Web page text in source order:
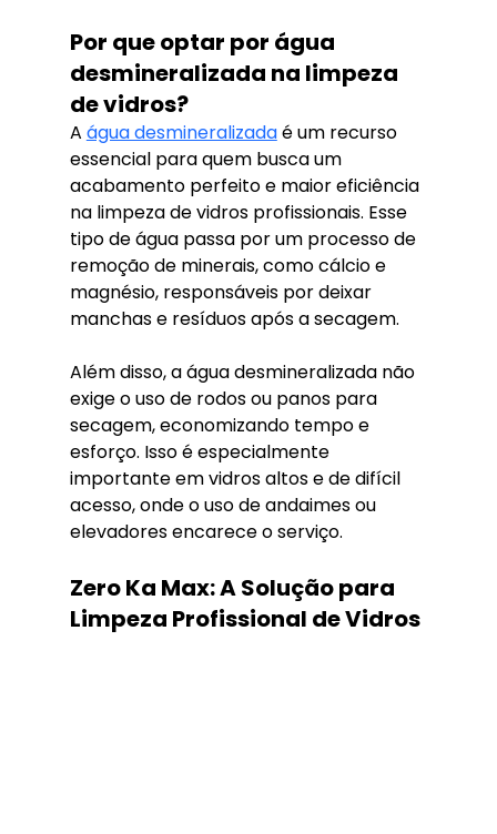
Por que optar por água
desmineralizada na limpeza
de vidros?
A água desmineralizada é um recurso
essencial para quem busca um
acabamento perfeito e maior eficiência
na limpeza de vidros profissionais. Esse
tipo de água passa por um processo de
remoção de minerais, como cálcio e
magnésio, responsáveis por deixar
manchas e resíduos após a secagem.
Além disso, a água desmineralizada não
exige o uso de rodos ou panos para
secagem, economizando tempo e
esforço. Isso é especialmente
importante em vidros altos e de difícil
acesso, onde o uso de andaimes ou
elevadores encarece o serviço.
Zero Ka Max: A Solução para
Limpeza Profissional de Vidros